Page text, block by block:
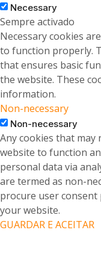
Necessary
Sempre activado
Necessary cookies
to function properly.
that ensures basic
the website. These
information.
Non-necessary
Non-necessary
Any cookies that
website to function
personal data via
are termed as non-
procure user
your website.
GUARDAR E ACEITAR